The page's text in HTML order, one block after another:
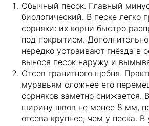
Обычный песок. Главный
биологический. В песке легко
сорняки: их корни быстро
под покрытием.
нередко устраивают гнёзда в
вынося песок наружу и
Отсев гранитного щебня.
муравьям сложнее его
сорняков заметно снижается.
ширину швов не менее 8 мм,
отсева крупнее, чем у песка.